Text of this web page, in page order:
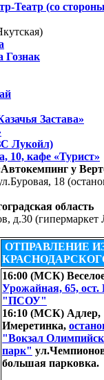
Театр (со
Гознак
Застава»
Лукойл)
10, кафе «Турист»
у
18
область
д.30 (гипермаркет
ОТПРАВЛЕНИЕ
16:00 (МСК)
Урожайная, 65,
"ПСОУ"
16:10 (МСК) Адлер,
Имеретинка,
"Вокзал
парк"
большая парковка.